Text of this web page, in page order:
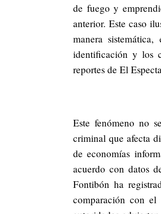
de fuego y
anterior. Este caso
manera
identificación y los
reportes de El
Este fenómeno no
criminal que afecta
de economías
acuerdo con datos
Fontibón ha
comparación con